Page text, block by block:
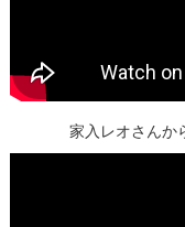
家入レオさんか